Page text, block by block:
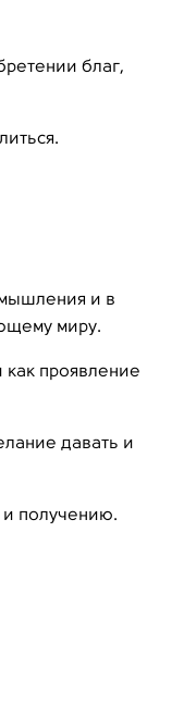
благ,
и в
миру.
проявление
давать и
получению.